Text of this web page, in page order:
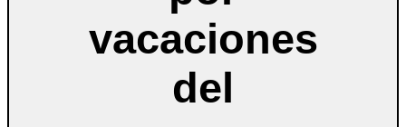
vacaciones
del